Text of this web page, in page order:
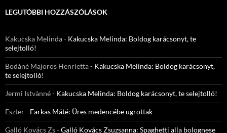
LEGUTÓBBI HOZZÁSZÓLÁSOK
Kakucska Melinda- Kakucska Melinda: Boldog karácsonyt, te
selejtolló!
Bodáné Majoros Henrietta- Kakucska Melinda: Boldog karácsonyt,
te selejtolló!
Jermi Istvànné- Kakucska Melinda: Boldog karácsonyt, te selejtolló!
Eszter- Farkas Máté: Üres medencébe ugrottak
Galló Kovács Zs-Galló Kovács Zsuzsanna: Spaghetti alla bolognese